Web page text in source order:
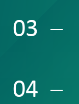
03
04